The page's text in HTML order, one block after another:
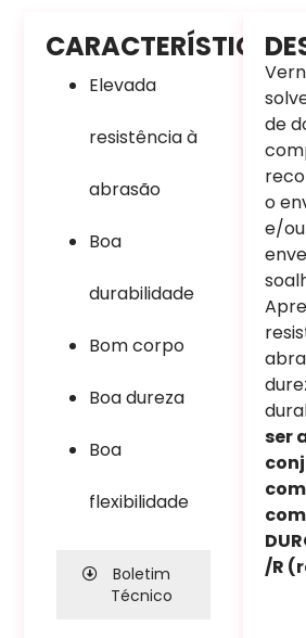
CARACTERÍSTICAS
Elevada
resistência à
abrasão
Boa
durabilidade
Bom corpo
Boa dureza
Boa
flexibilidade
Boletim
Técnico
de
o
e/
ser
/R